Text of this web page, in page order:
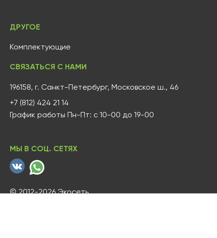
ДРУГОЕ
Комплектующие
СВЯЗАТЬСЯ С НАМИ
196158, г. Санкт-Петербург, Московское ш., 46
+7 (812) 424 21 14
График работы Пн-Пт: с 10-00 до 19-00
МЫ В СОЦ. СЕТЯХ
© 2012-2026 Экосеть